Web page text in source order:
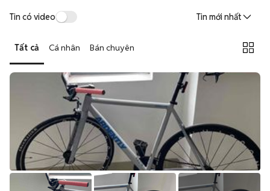
Tin có video Tin mới nhất
Tất cả Cá nhân Bán chuyên